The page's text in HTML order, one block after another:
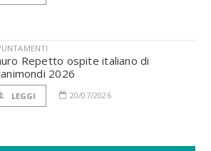
Repetto ospite italiano di
2026
LEGGI 20/07/2026